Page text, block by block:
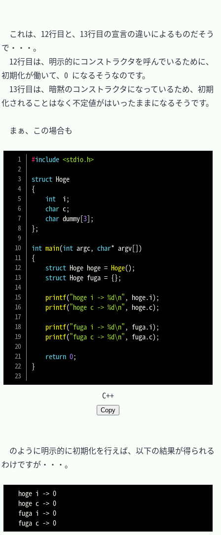
これは、12行目と、13行目の宣言の違いによるものだそう
で・・・。
12行目は、明示的にコンストラクタを呼んでいるために、
初期化が働いて、0 になるそうなのです。
13行目は、暗黙のコンストラクタになっているため、初期
化されることはなく不定値がはいったままになるそうです。
まぁ、この場合も
#include <stdio.h>
struct Hoge
{
int
  i
;
char c;
char dummy[3];
};
int main(int argc, char* argv[])
{
struct Hoge hoge = Hoge();
struct Hoge fuga = {};
printf("hoge i -> %d\n", hoge.i);
printf("hoge c -> %d\n", hoge.c);
printf("fuga i -> %d\n", fuga.i);
printf("fuga c -> %d\n", fuga.c);
return 0;
}
C++
Copy
のように明示的に初期化を行えば、以下の結果が得られる
わけですが・・・。
hoge i -> 0
hoge c -> 0
fuga i -> 0
fuga c -> 0